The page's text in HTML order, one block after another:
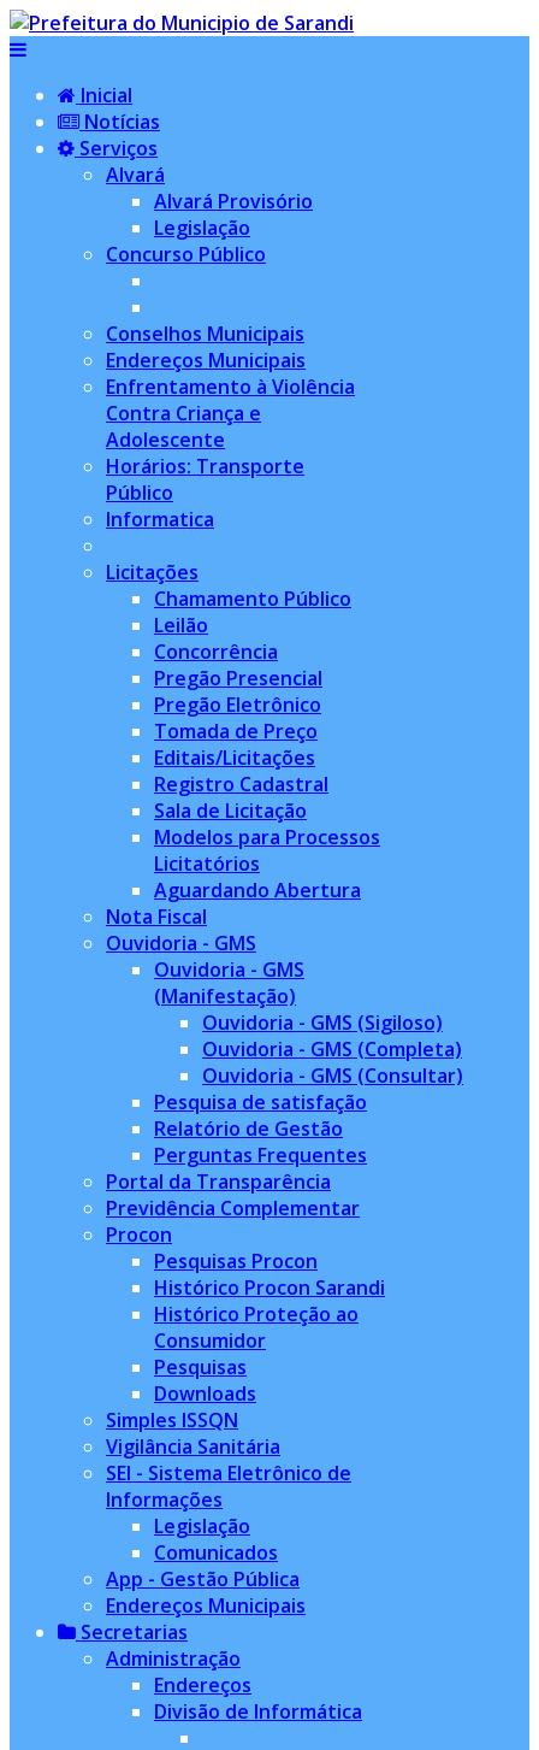
Inicial
Notícias
Serviços
Alvará
Alvará Provisório
Legislação
Concurso Público
Conselhos Municipais
Endereços Municipais
Enfrentamento à Violência
Contra Criança e
Adolescente
Horários: Transporte
Público
Informatica
Licitações
Chamamento Público
Leilão
Concorrência
Pregão Presencial
Pregão Eletrônico
Tomada de Preço
Editais/Licitações
Registro Cadastral
Sala de Licitação
Modelos para Processos
Licitatórios
Aguardando Abertura
Nota Fiscal
Ouvidoria - GMS
Ouvidoria - GMS
(Manifestação)
Ouvidoria - GMS (Sigiloso)
Ouvidoria - GMS (Completa)
Ouvidoria - GMS (Consultar)
Pesquisa de satisfação
Relatório de Gestão
Perguntas Frequentes
Portal da Transparência
Previdência Complementar
Procon
Pesquisas Procon
Histórico Procon Sarandi
Histórico Proteção ao
Consumidor
Pesquisas
Downloads
Simples ISSQN
Vigilância Sanitária
SEI - Sistema Eletrônico de
Informações
Legislação
Comunicados
App - Gestão Pública
Endereços Municipais
Secretarias
Administração
Endereços
Divisão de Informática